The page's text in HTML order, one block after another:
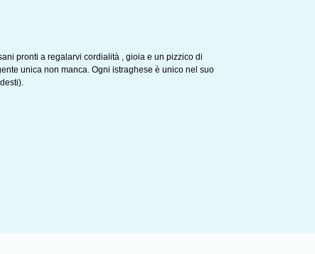
pronti a regalarvi cordialità , gioia e un pizzico di
unica non manca. Ogni istraghese è unico nel suo